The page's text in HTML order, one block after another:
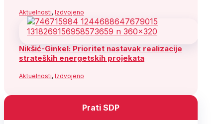
Aktuelnosti, Izdvojeno
Nikšić-Ginkel: Prioritet nastavak realizacije
strateških energetskih projekata
Aktuelnosti, Izdvojeno
Prati SDP